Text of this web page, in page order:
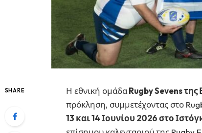
SHARE Η εθνική ομάδαRugby Sevens της
πρόκληση, συμμετέχοντας στο
13 και 14 Ιουνίου 2026 στο